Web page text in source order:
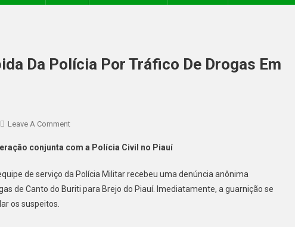
Da Polícia Por Tráfico De Drogas Em
Leave A Comment
conjunta com a Polícia Civil no Piauí
de serviço da Polícia Militar recebeu uma denúncia anônima
de Canto do Buriti para Brejo do Piauí. Imediatamente, a guarnição se
os suspeitos.